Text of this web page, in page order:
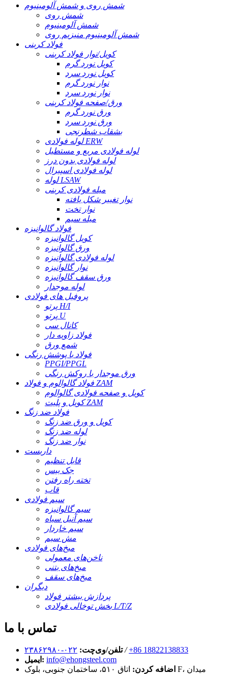
شمش روی و شمش آلومینیوم
شمش روی
شمش آلومینیوم
شمش آلومینیوم منیزیم روی
فولاد کربنی
کویل/نوار فولاد کربنی
کویل نورد گرم
کویل نورد سرد
نوار نورد گرم
نوار نورد سرد
ورق/صفحه فولاد کربنی
ورق نورد گرم
ورق نورد سرد
بشقاب شطرنجی
لوله فولادی ERW
لوله فولادی مربع و مستطیل
لوله فولادی بدون درز
لوله فولادی اسپیرال
لوله LSAW
میله فولادی کربنی
نوار تغییر شکل یافته
نوار تخت
میله سیم
فولاد گالوانیزه
کویل گالوانیزه
ورق گالوانیزه
لوله فولادی گالوانیزه
نوار گالوانیزه
ورق سقف گالوانیزه
لوله موجدار
پروفیل های فولادی
پرتو H/I
پرتو U
کانال سی
فولاد زاویه دار
شمع ورق
فولاد با پوشش رنگی
PPGI/PPGL
ورق موجدار با روکش رنگی
فولاد گالوالوم و فولاد ZAM
کویل و صفحه فولادی گالوالوم
کویل و پلیت ZAM
فولاد ضد زنگ
کویل و ورق ضد زنگ
لوله ضد زنگ
نوار ضد زنگ
داربست
قابل تنظیم
جک بیس
تخته راه رفتن
قاب
سیم فولادی
سیم گالوانیزه
سیم آنیل سیاه
سیم خاردار
مش سیم
میخ‌های فولادی
ناخن‌های معمولی
میخ‌های بتنی
میخ‌های سقف
دیگران
پردازش بیشتر فولاد
بخش توخالی فولادی L/T/Z
تماس با ما
تلفن/وی‌چت: ۰۲۲-۲۳۸۶۲۹۸۰ / ‎+86 18822138833‎
ایمیل: info@ehongsteel.com
اضافه کردن:
اتاق ۵۱۰، ساختمان جنوبی، بلوک F، میدان